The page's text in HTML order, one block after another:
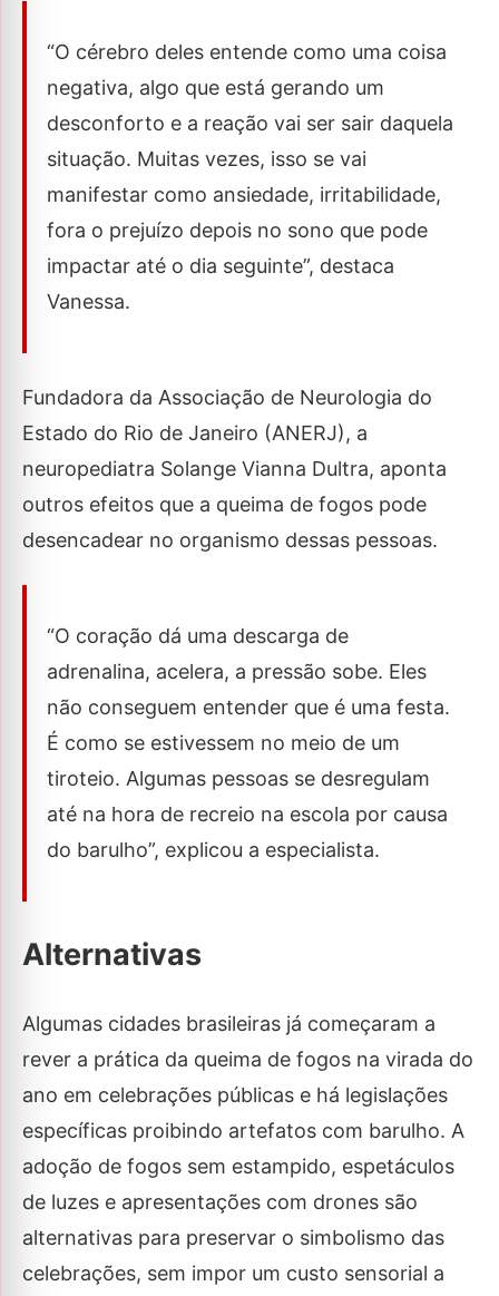
“O cérebro deles entende como uma coisa
negativa, algo que está gerando um
desconforto e a reação vai ser sair daquela
situação. Muitas vezes, isso se vai
manifestar como ansiedade, irritabilidade,
fora o prejuízo depois no sono que pode
impactar até o dia seguinte”, destaca
Vanessa.
Fundadora da Associação de Neurologia do
Estado do Rio de Janeiro (ANERJ), a
neuropediatra Solange Vianna Dultra, aponta
outros efeitos que a queima de fogos pode
desencadear no organismo dessas pessoas.
“O coração dá uma descarga de
adrenalina, acelera, a pressão sobe. Eles
não conseguem entender que é uma festa.
É como se estivessem no meio de um
tiroteio. Algumas pessoas se desregulam
até na hora de recreio na escola por causa
do barulho”, explicou a especialista.
Alternativas
Algumas cidades brasileiras já começaram a
rever a prática da queima de fogos na virada do
ano em celebrações públicas e há legislações
específicas proibindo artefatos com barulho. A
adoção de fogos sem estampido, espetáculos
de luzes e apresentações com drones são
alternativas para preservar o simbolismo das
celebrações, sem impor um custo sensorial a